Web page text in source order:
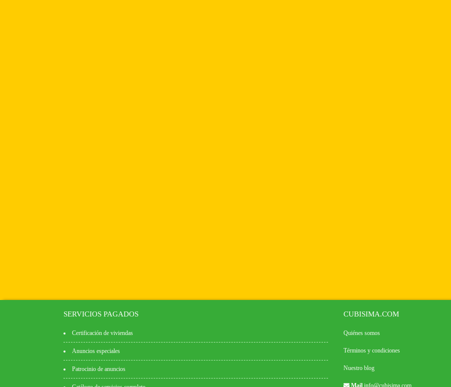
SERVICIOS PAGADOS
Certificación de viviendas
Anuncios especiales
Patrocinio de anuncios
CUBISIMA.COM
Quiénes somos
Términos y condiciones
Nuestro blog
Mail info@cubisima.com